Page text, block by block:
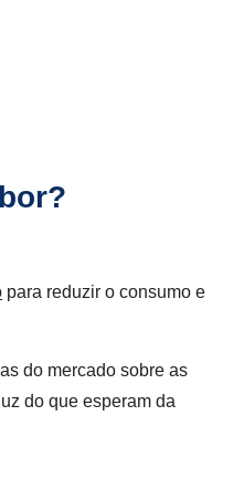
para reduzir o consumo e
do mercado sobre as
do que esperam da